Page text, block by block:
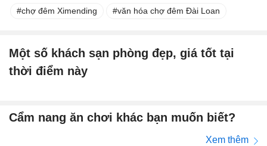
chợ đêm Ximending văn hóa chợ đêm Đài Loan
Một số khách sạn phòng đẹp, giá tốt tại
thời điểm này
Cẩm nang ăn chơi khác bạn muốn biết?
Xem thêm